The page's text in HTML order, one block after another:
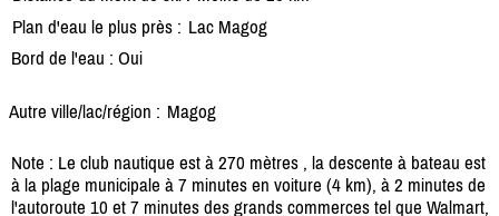
Plan d'eau le plus près : Lac Magog
Bord de l'eau : Oui
Autre ville/lac/région : Magog
Note : Le club nautique est à 270 mètres , la descente à bateau est
à la plage municipale à 7 minutes en voiture (4 km), à 2 minutes de
l'autoroute 10 et 7 minutes des grands commerces tel que Walmart,